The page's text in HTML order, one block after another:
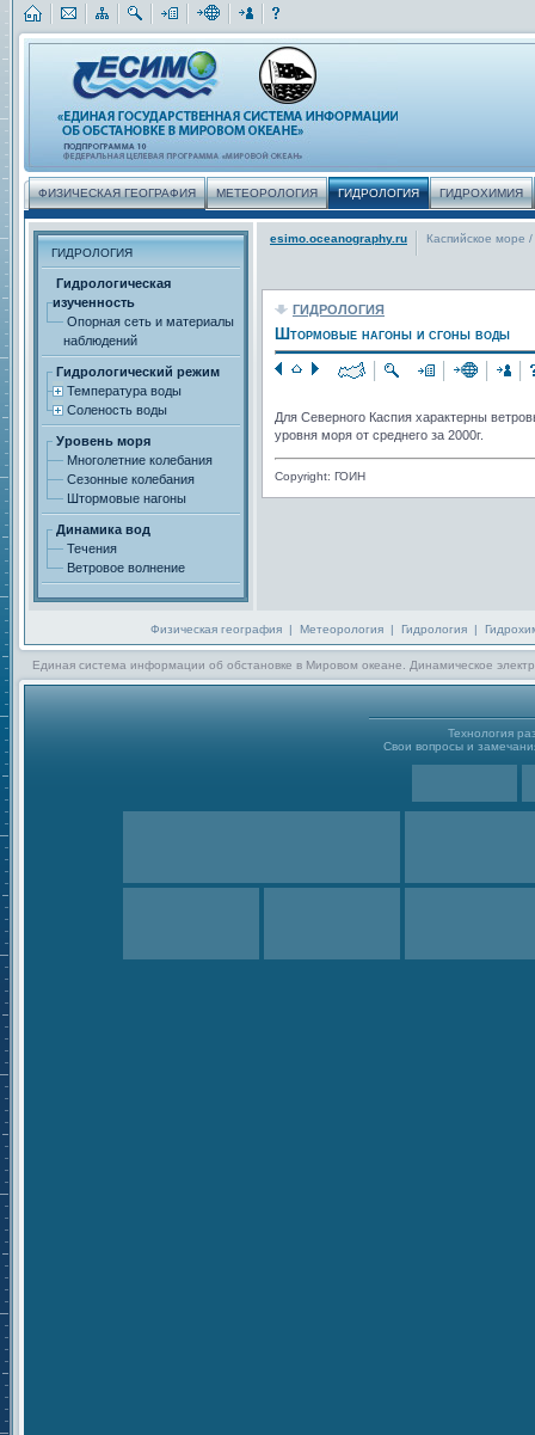
ФИЗИЧЕСКАЯ ГЕОГРАФИЯ МЕТЕОРОЛОГИЯ ГИДРОЛОГИЯ ГИДРОХИМИЯ
ГИДРОЛОГИЯ
Гидрологическая
изученность
Опорная сеть и материалы
наблюдений
Гидрологический режим
Температура воды
Соленость воды
Уровень моря
Многолетние колебания
Сезонные колебания
Штормовые нагоны
Динамика вод
Течения
Ветровое волнение
esimo.oceanography.ru Каспийское море /
ГИДРОЛОГИЯ
Штормовые нагоны и сгоны воды
Для Северного Каспия характерны
уровня моря от среднего за 2000г.
Copyright: ГОИН
Физическая география| Метеорология| Гидрология|
Единая система информации об обстановке в Мировом океане. Динамическое
Технология
Свои вопросы и